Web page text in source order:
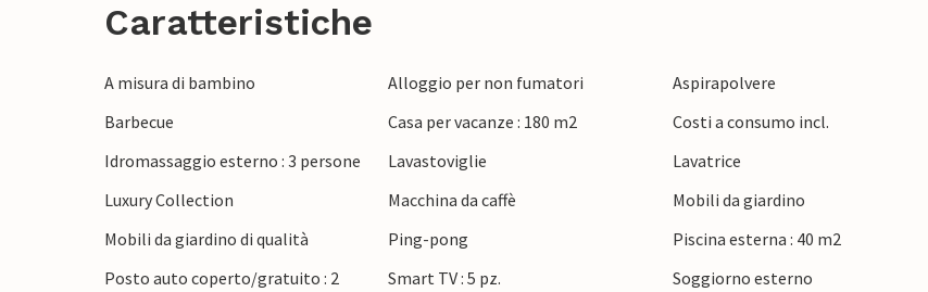
alle terrazze, che si affacciano sul giardino e sulla piscina. Nel giardino, vi attende la
completa questa fantastica offerta e garantisce un puro relax. I bambini si divertiranno
con i contenuti ludici, mentre gli amanti delle vacanze attive troveranno pane per i loro
denti.
Caratteristiche
A misura di bambino Alloggio per non fumatori
Aspirapolvere
Barbecue
Casa per vacanze : 180 m2
Costi a consumo incl.
Idromassaggio esterno : 3 persone
Lavastoviglie
Lavatrice
Luxury Collection
Macchina da caffè
Mobili da giardino
Mobili da giardino di qualità
Ping-pong
Piscina esterna : 40 m2
Posto auto coperto/gratuito : 2
Smart TV : 5 pz. Soggiorno esterno